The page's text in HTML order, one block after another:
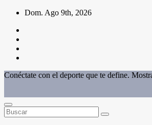
Saltar
contenido
Dom. Ago 9th, 2026
Conéctate con el deporte que te define.